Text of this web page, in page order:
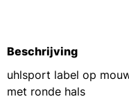
Beschrijving
uhlsport label op
met ronde hals